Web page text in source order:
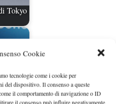
Cookie
tecnologie come i cookie per
del dispositivo. Il consenso a queste
il comportamento di navigazione o ID
il consenso può influire negativamente
Tokyo